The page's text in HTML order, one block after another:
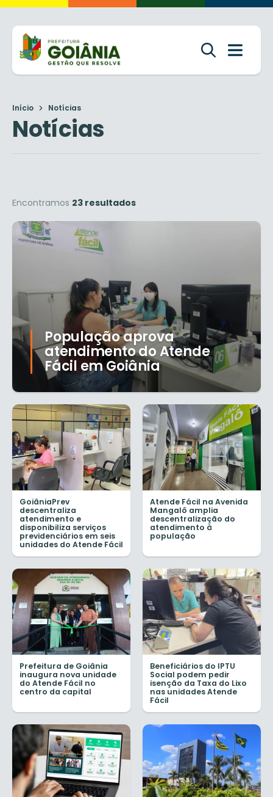
Início Notícias
Notícias
Encontramos 23 resultados
População aprova
atendimento do Atende
Fácil em Goiânia
GoiâniaPrev
descentraliza
atendimento e
disponibiliza serviços
previdenciários em seis
unidades do Atende Fácil
Atende Fácil na Avenida
Mangalô amplia
descentralização do
atendimento à
população
Prefeitura de Goiânia
inaugura nova unidade
do Atende Fácil no
centro da capital
Beneficiários do IPTU
Social podem pedir
isenção da Taxa do Lixo
nas unidades Atende
Fácil